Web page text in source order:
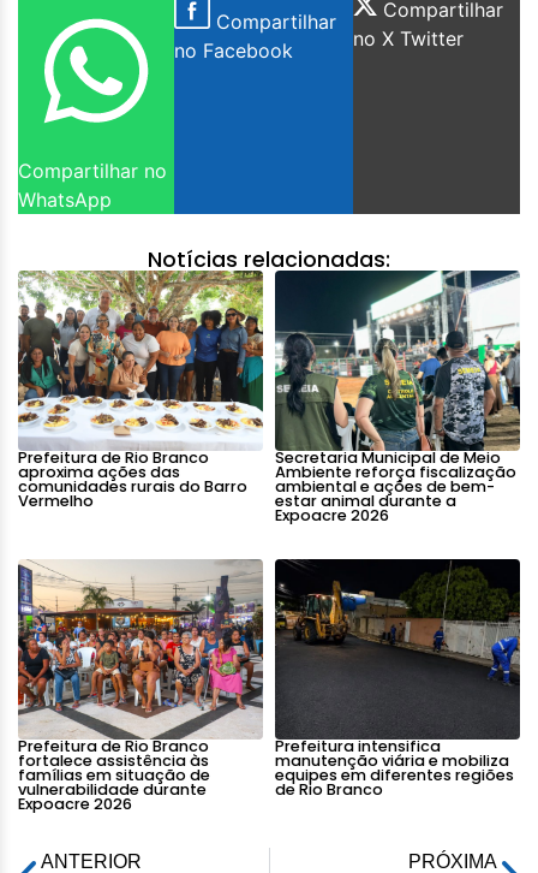
Compartilhar no
WhatsApp
Compartilhar
no Facebook
Compartilhar
no X Twitter
Notícias relacionadas:
Prefeitura de Rio Branco
aproxima ações das
comunidades rurais do Barro
Vermelho
Secretaria Municipal de Meio
Ambiente reforça fiscalização
ambiental e ações de bem-
estar animal durante a
Expoacre 2026
Prefeitura de Rio Branco
fortalece assistência às
famílias em situação de
vulnerabilidade durante
Expoacre 2026
Prefeitura intensifica
manutenção viária e mobiliza
equipes em diferentes regiões
de Rio Branco
ANTERIOR
PRÓXIMA